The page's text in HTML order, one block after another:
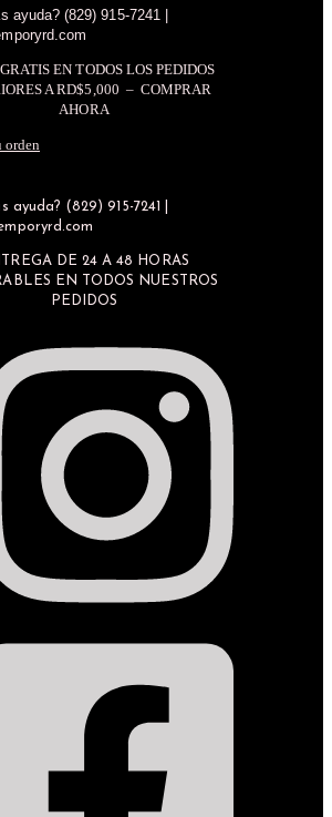
ayuda? (829) 915-7241 |
EN TODOS LOS PEDIDOS
A RD$5,000 – COMPRAR
AHORA
orden
ayuda? (829) 915-7241 |
DE 24 A 48 HORAS
EN TODOS NUESTROS
PEDIDOS